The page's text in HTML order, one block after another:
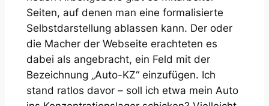
Seiten, auf denen man eine formalisierte
Selbstdarstellung ablassen kann. Der oder
die Macher der Webseite erachteten es
dabei als angebracht, ein Feld mit der
Bezeichnung „Auto-KZ“ einzufügen. Ich
stand ratlos davor – soll ich etwa mein Auto